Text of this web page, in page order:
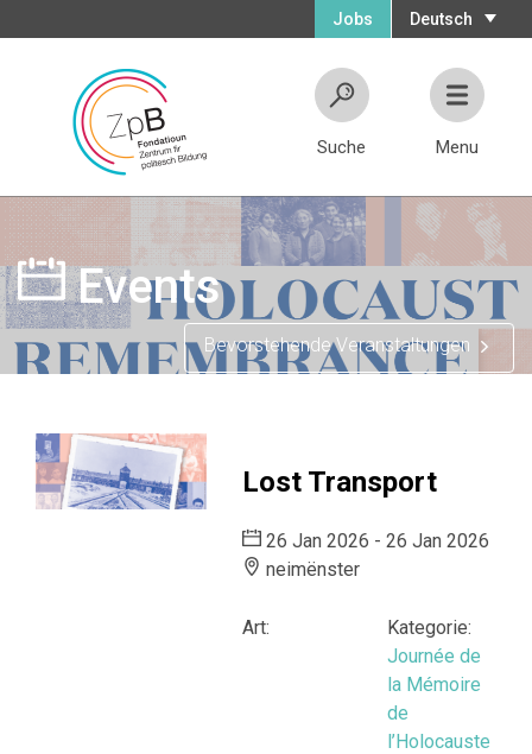
Deutsch
Jobs
Suche Menu
Events
Bevorstehende Veranstaltungen
Lost Transport
26 Jan 2026 - 26 Jan 2026
neimënster
Art:
Kategorie:
Journée de
la Mémoire
de
l’Holocauste